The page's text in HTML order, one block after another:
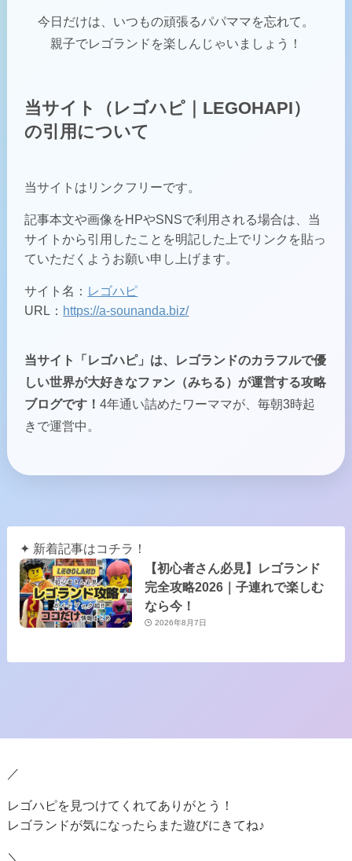
今日だけは、いつもの頑張るパパママを忘れて。
親子でレゴランドを楽しんじゃいましょう！
当サイト（レゴハピ｜LEGOHAPI）
の引用について
当サイトはリンクフリーです。
記事本文や画像をHPやSNSで利用される場合は、当
サイトから引用したことを明記した上でリンクを貼っ
ていただくようお願い申し上げます。
サイト名： レゴハピ
URL： https://a-sounanda.biz/
当サイト「レゴハピ」は、レゴランドのカラフルで優
しい世界が大好きなファン（みちる）が運営する攻略
ブログです！4年通い詰めたワーママが、毎朝3時起
きで運営中。
✦ 新着記事はコチラ！
【初心者さん必見】レゴランド
完全攻略2026｜子連れで楽しむ
なら今！
2026年8月7日
／
レゴハピを見つけてくれてありがとう！
レゴランドが気になったらまた遊びにきてね♪
＼